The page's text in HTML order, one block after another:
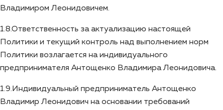
Владимиром Леонидовичем.
1.8.Ответственность за актуализацию настоящей
Политики и текущий контроль над выполнением норм
Политики возлагается на индивидуального
предпринимателя Антощенко Владимира Леонидовича.
1.9.Индивидуальный предприниматель Антощенко
Владимир Леонидович на основании требований